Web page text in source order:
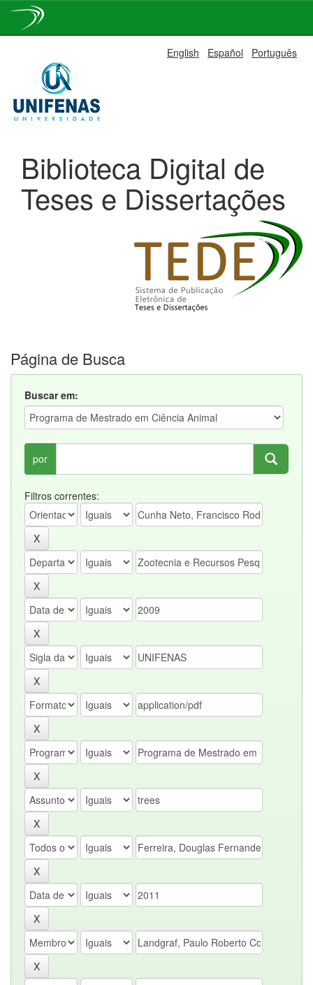
navigation
English Español Português
Biblioteca Digital de
Teses e Dissertações
Página de Busca
Buscar em:
por
Filtros correntes: